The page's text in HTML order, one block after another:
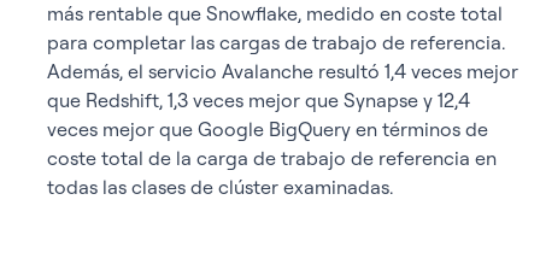
más rentable que Snowflake, medido en coste total
para completar las cargas de trabajo de referencia.
Además, el servicio Avalanche resultó 1,4 veces mejor
que Redshift, 1,3 veces mejor que Synapse y 12,4
veces mejor que Google BigQuery en términos de
coste total de la carga de trabajo de referencia en
todas las clases de clúster examinadas.